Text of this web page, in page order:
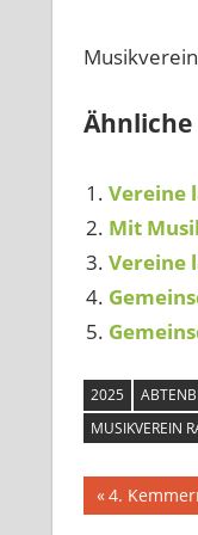
Vereine
Mit
Vereine
2025
MUSIKVEREIN
Vorheriger
Beitrag:
4.